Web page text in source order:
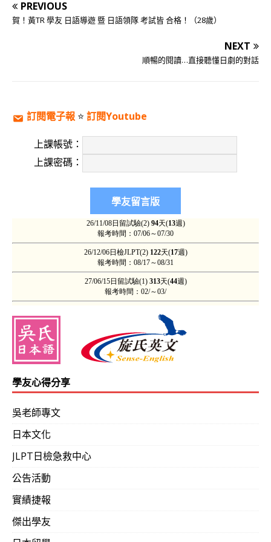
PREVIOUS
賀！黃TR 學友 日語導遊 暨 日語領隊 考試皆 合格！（28歲）
NEXT
順暢的閱讀…直接聽懂日劇的對話
訂閱電子報 ⭐️ 訂閱Youtube
上課帳號：
上課密碼：
學友心得分享
吳老師專文
日本文化
JLPT日檢急救中心
公告活動
實績捷報
傑出學友